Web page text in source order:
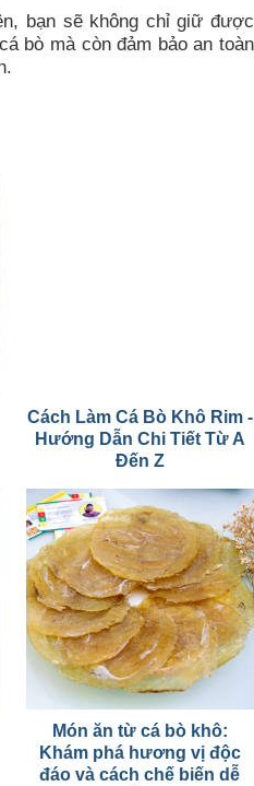
bạn sẽ không chỉ giữ được
bò mà còn đảm bảo an toàn
Cách Làm Cá Bò Khô Rim -
Hướng Dẫn Chi Tiết Từ A
Đến Z
Món ăn từ cá bò khô:
Khám phá hương vị độc
đáo và cách chế biến dễ